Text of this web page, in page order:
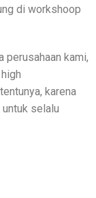
di workshoop
perusahaan kami,
karena
selalu